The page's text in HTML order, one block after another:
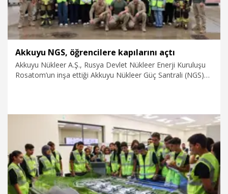
Akkuyu NGS, öğrencilere kapılarını açtı
Akkuyu Nükleer A.Ş., Rusya Devlet Nükleer Enerji Kuruluşu
Rosatom’un inşa ettiği Akkuyu Nükleer Güç Santrali (NGS)
13.02.2026 Teknoloji